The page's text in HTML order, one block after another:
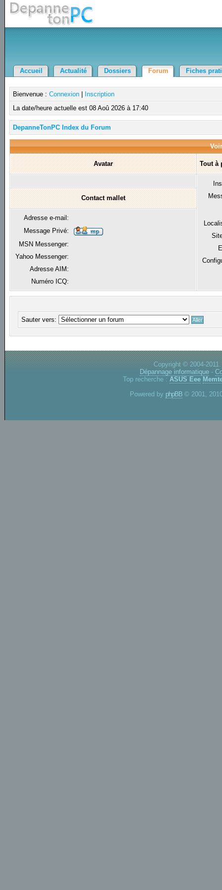
Accueil Actualité Dossiers Forum Fiches
Bienvenue :Connexion
Inscription
La date/heure actuelle est 08 Aoû 2026 à 17:40
DepanneTonPC Index du Forum
Avatar Tout à
Contact mallet
Adresse e-mail:
Message Privé:
MSN Messenger:
Yahoo Messenger:
Adresse AIM:
Numéro ICQ:
Sauter vers:
Copyright © 2004-
Dépannage informatique -
Top recherche : ASUS Eee
Powered by phpBB © 2001,